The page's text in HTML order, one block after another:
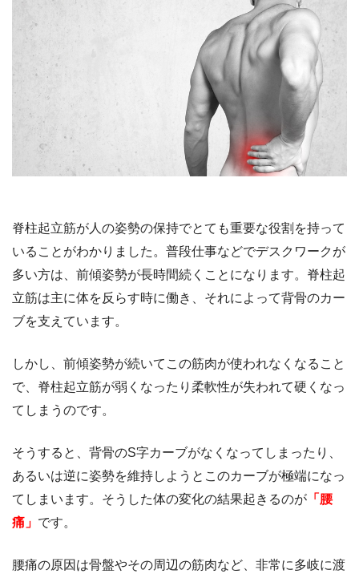
脊柱起立筋が人の姿勢の保持でとても重要な役割を持って
いることがわかりました。普段仕事などでデスクワークが
多い方は、前傾姿勢が長時間続くことになります。脊柱起
立筋は主に体を反らす時に働き、それによって背骨のカー
ブを支えています。
しかし、前傾姿勢が続いてこの筋肉が使われなくなること
で、脊柱起立筋が弱くなったり柔軟性が失われて硬くなっ
てしまうのです。
そうすると、背骨のS字カーブがなくなってしまったり、
あるいは逆に姿勢を維持しようとこのカーブが極端になっ
てしまいます。そうした体の変化の結果起きるのが 「腰
痛」 です。
腰痛の原因は骨盤やその周辺の筋肉など、非常に多岐に渡